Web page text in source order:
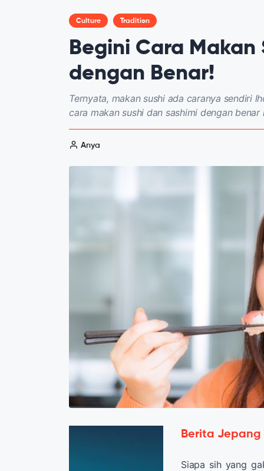
Culture Tradition
Begini Cara
dengan Benar!
Ternyata, makan sushi ada caranya sendiri
cara makan sushi dan sashimi dengan benar
Anya
Berita
Siapa sih yang